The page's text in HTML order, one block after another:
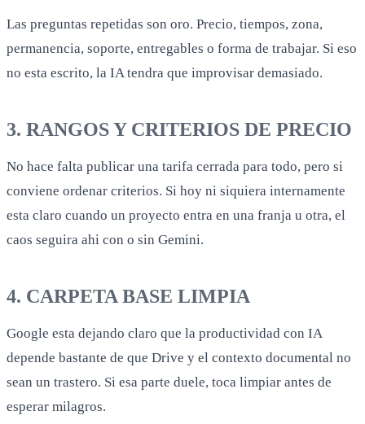
Las preguntas repetidas son oro. Precio, tiempos, zona,
permanencia, soporte, entregables o forma de trabajar. Si eso
no esta escrito, la IA tendra que improvisar demasiado.
3. RANGOS Y CRITERIOS DE PRECIO
No hace falta publicar una tarifa cerrada para todo, pero si
conviene ordenar criterios. Si hoy ni siquiera internamente
esta claro cuando un proyecto entra en una franja u otra, el
caos seguira ahi con o sin Gemini.
4. CARPETA BASE LIMPIA
Google esta dejando claro que la productividad con IA
depende bastante de que Drive y el contexto documental no
sean un trastero. Si esa parte duele, toca limpiar antes de
esperar milagros.